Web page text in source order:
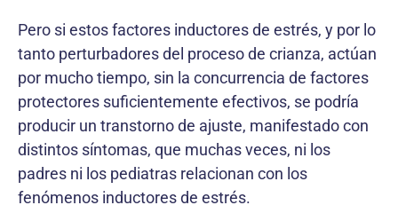
Pero si estos factores inductores de estrés, y por lo
tanto perturbadores del proceso de crianza, actúan
por mucho tiempo, sin la concurrencia de factores
protectores suficientemente efectivos, se podría
producir un transtorno de ajuste, manifestado con
distintos síntomas, que muchas veces, ni los
padres ni los pediatras relacionan con los
fenómenos inductores de estrés.